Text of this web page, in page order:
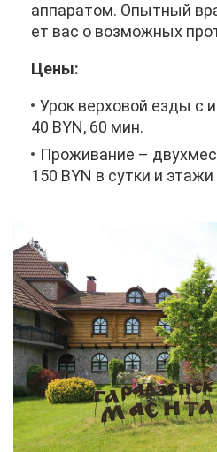
ап­па­ра­том. Опыт­ный
ет вас о воз­мож­ных
Це­ны:
Урок вер­хо­вой ез­ды с
40 BYN, 60 мин.
Про­жи­ва­ние –
150 BYN в сут­ки и